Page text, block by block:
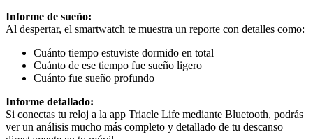
Informe de sueño:
Al despertar, el smartwatch te muestra un reporte con detalles como:
Cuánto tiempo estuviste dormido en total
Cuánto de ese tiempo fue sueño ligero
Cuánto fue sueño profundo
Informe detallado:
Si conectas tu reloj a la app Triacle Life mediante Bluetooth, podrás
ver un análisis mucho más completo y detallado de tu descanso